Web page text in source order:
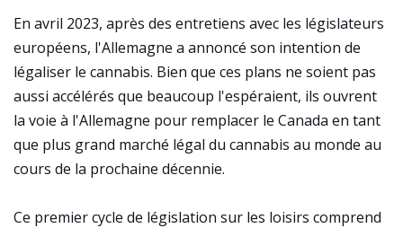
En avril 2023, après des entretiens avec les législateurs
européens, l'Allemagne a annoncé son intention de
légaliser le cannabis. Bien que ces plans ne soient pas
aussi accélérés que beaucoup l'espéraient, ils ouvrent
la voie à l'Allemagne pour remplacer le Canada en tant
que plus grand marché légal du cannabis au monde au
cours de la prochaine décennie.
Ce premier cycle de législation sur les loisirs comprend